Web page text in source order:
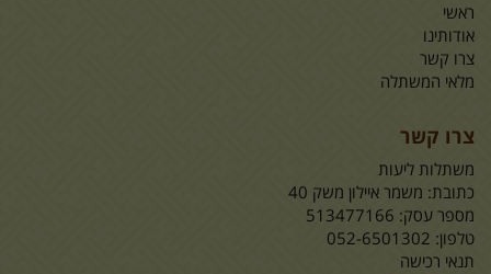
ראשי
אודותינו
צרו קשר
מלאי המשתלה
צרו קשר
משתלות ליעות
כתובת: משמר איילון משק 40
מספר עסק: 513477166
טלפון: 052-6501302
תנאי רכישה